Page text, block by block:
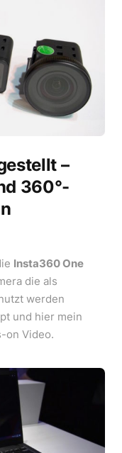
–
360°-
Insta360 One
die als
werden
und hier mein
on Video.